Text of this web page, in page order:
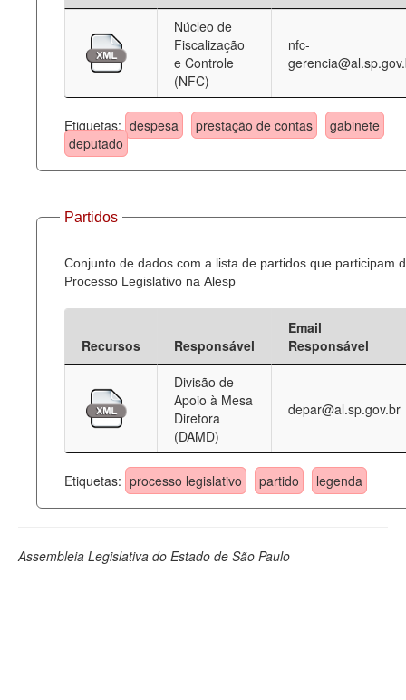
Núcleo de
Fiscalização
e Controle
(NFC)
nfc-
Etiquetas: despesa prestação de contas
gabinete
deputado
Partidos
Conjunto de dados com a lista de partidos que participam
Processo Legislativo na Alesp
Recursos Responsável
Email
Responsável
Divisão de
Apoio à Mesa
Diretora
(DAMD)
depar@al.sp.gov.br
Etiquetas: processo legislativo partido legenda
Assembleia Legislativa do Estado de São Paulo